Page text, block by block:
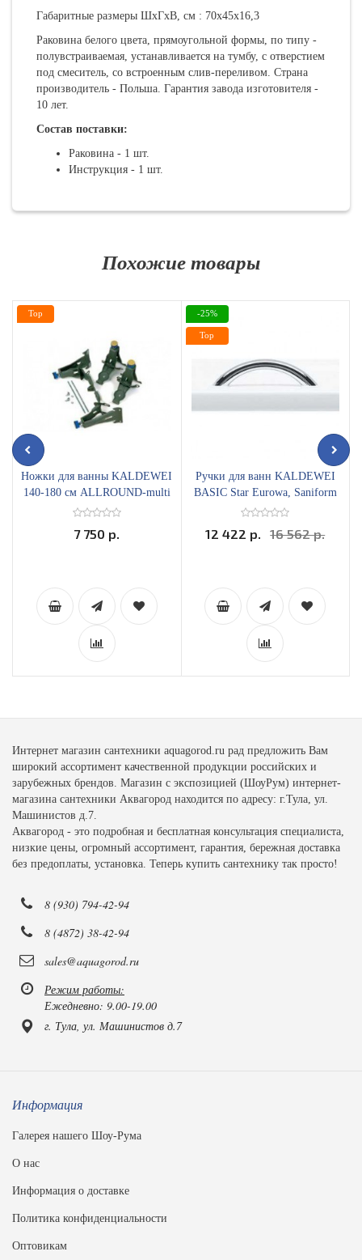
Габаритные размеры ШхГхВ, см : 70х45х16,3
Раковина белого цвета, прямоугольной формы, по типу -
полувстраиваемая, устанавливается на тумбу, с отверстием
под смеситель, со встроенным слив-переливом. Страна
производитель - Польша. Гарантия завода изготовителя -
10 лет.
Состав поставки:
Раковина - 1 шт.
Инструкция - 1 шт.
Похожие товары
Ножки для ванны KALDEWEI
140-180 см ALLROUND-multi
5032
7 750 р.
Top
Ручки для ванн KALDEWEI
BASIC Star Eurowa, Saniform
хром
12 422 р. 16 562 р.
-25%
Top
Интернет магазин сантехники aquagorod.ru рад предложить Вам
широкий ассортимент качественной продукции российских и
зарубежных брендов. Магазин с экспозицией (ШоуРум) интернет-
магазина сантехники Аквагород находится по адресу: г.Тула, ул.
Машинистов д.7.
Аквагород - это подробная и бесплатная консультация специалиста,
низкие цены, огромный ассортимент, гарантия, бережная доставка
без предоплаты, установка. Теперь купить сантехнику так просто!
8 (930) 794-42-94
8 (4872) 38-42-94
sales@aquagorod.ru
Режим работы:
Ежедневно: 9.00-19.00
г. Тула, ул. Машинистов д.7
Информация
Галерея нашего Шоу-Рума
О нас
Информация о доставке
Политика конфиденциальности
Оптовикам